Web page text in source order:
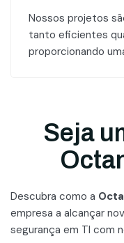
Nossos projetos
tanto eficientes
proporcionando
Seja
Descubra como a
empresa a alcançar
segurança em TI com